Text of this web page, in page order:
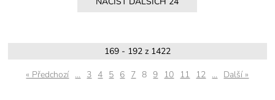
169 - 192 z 1422
« Předchozí ... 3 4 5 6 7 8 9 10 11 12 ... Další »